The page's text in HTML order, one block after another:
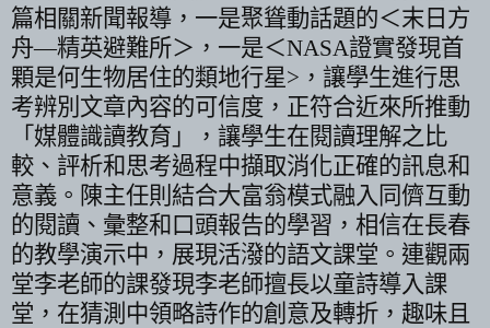
篇相關新聞報導，一是聚聳動話題的＜末日方
舟—精英避難所＞，一是＜NASA證實發現首
顆是何生物居住的類地行星> ，讓學生進行思
考辨別文章內容的可信度，正符合近來所推動
「媒體識讀教育」，讓學生在閱讀理解之比
較、評析和思考過程中擷取消化正確的訊息和
意義。陳主任則結合大富翁模式融入同儕互動
的閱讀、彙整和口頭報告的學習，相信在長春
的教學演示中，展現活潑的語文課堂。連觀兩
堂李老師的課發現李老師擅長以童詩導入課
堂，在猜測中領略詩作的創意及轉折，趣味且